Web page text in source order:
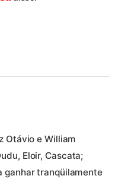
Otávio e William
Eloir, Cascata;
ganhar tranqüilamente